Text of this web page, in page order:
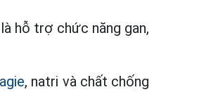
hỗ trợ chức năng gan,
, natri và chất chống